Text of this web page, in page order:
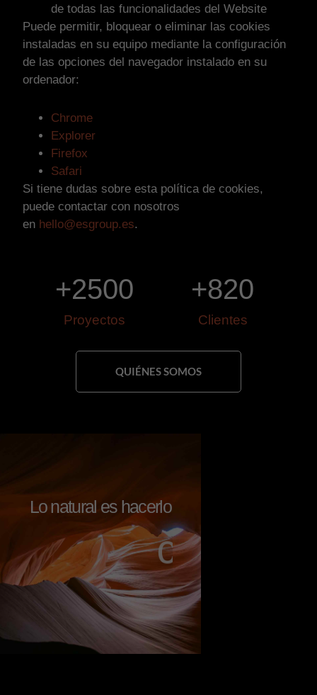
de todas las funcionalidades del Website
Puede permitir, bloquear o eliminar las cookies
instaladas en su equipo mediante la configuración
de las opciones del navegador instalado en su
ordenador:
Chrome
Explorer
Firefox
Safari
Si tiene dudas sobre esta política de cookies,
puede contactar con nosotros
en hello@esgroup.es.
Proyectos
+2500
Clientes
+820
QUIÉNES SOMOS
Lo natural es hacerlo
con